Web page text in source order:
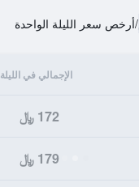
/أرخص سعر الليلة الواحدة
الإجمالي في الليلة
172 ﷼
179 ﷼